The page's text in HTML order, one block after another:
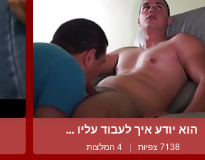
הוא יודע איך לעבוד עליו ...
7138 צפיות | 4 המלצות